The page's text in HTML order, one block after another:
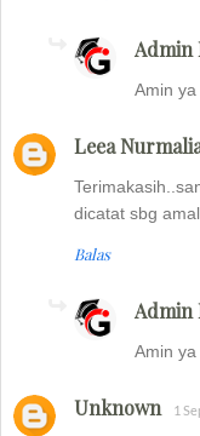
Admin
Amin
Leea
dicatat sbg
Balas
Admin
Amin
Unknown 1